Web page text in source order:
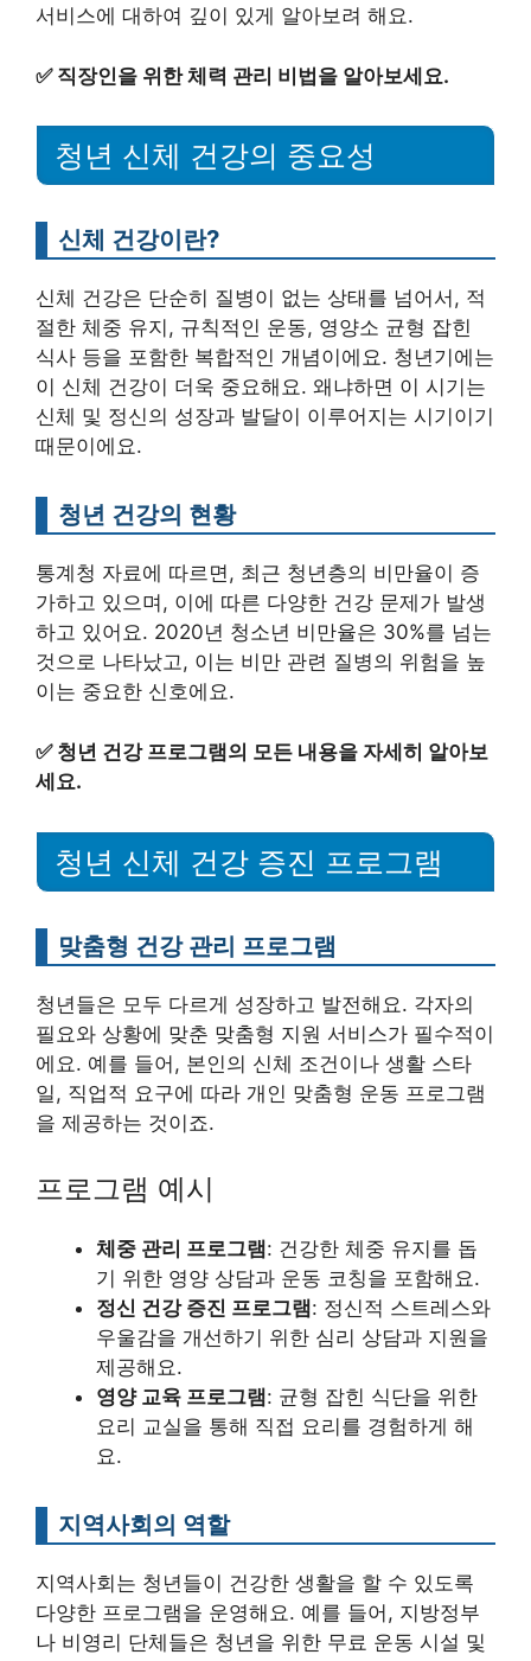
서비스에 대하여 깊이 있게 알아보려 해요.
✅ 직장인을 위한 체력 관리 비법을 알아보세요.
청년 신체 건강의 중요성
신체 건강이란?
신체 건강은 단순히 질병이 없는 상태를 넘어서, 적
절한 체중 유지, 규칙적인 운동, 영양소 균형 잡힌
식사 등을 포함한 복합적인 개념이에요. 청년기에는
이 신체 건강이 더욱 중요해요. 왜냐하면 이 시기는
신체 및 정신의 성장과 발달이 이루어지는 시기이기
때문이에요.
청년 건강의 현황
통계청 자료에 따르면, 최근 청년층의 비만율이 증
가하고 있으며, 이에 따른 다양한 건강 문제가 발생
하고 있어요. 2020년 청소년 비만율은 30%를 넘는
것으로 나타났고, 이는 비만 관련 질병의 위험을 높
이는 중요한 신호에요.
✅ 청년 건강 프로그램의 모든 내용을 자세히 알아보
세요.
청년 신체 건강 증진 프로그램
맞춤형 건강 관리 프로그램
청년들은 모두 다르게 성장하고 발전해요. 각자의
필요와 상황에 맞춘 맞춤형 지원 서비스가 필수적이
에요. 예를 들어, 본인의 신체 조건이나 생활 스타
일, 직업적 요구에 따라 개인 맞춤형 운동 프로그램
을 제공하는 것이죠.
프로그램 예시
체중 관리 프로그램: 건강한 체중 유지를 돕
기 위한 영양 상담과 운동 코칭을 포함해요.
정신 건강 증진 프로그램: 정신적 스트레스와
우울감을 개선하기 위한 심리 상담과 지원을
제공해요.
영양 교육 프로그램: 균형 잡힌 식단을 위한
요리 교실을 통해 직접 요리를 경험하게 해
요.
지역사회의 역할
지역사회는 청년들이 건강한 생활을 할 수 있도록
다양한 프로그램을 운영해요. 예를 들어, 지방정부
나 비영리 단체들은 청년을 위한 무료 운동 시설 및